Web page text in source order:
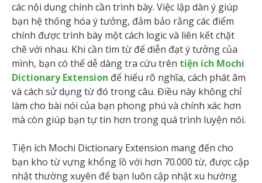
các nội dung chính cần trình bày. Việc lập dàn ý giúp
bạn hệ thống hóa ý tưởng, đảm bảo rằng các điểm
chính được trình bày một cách logic và liên kết chặt
chẽ với nhau. Khi cần tìm từ để diễn đạt ý tưởng của
mình, bạn có thể dễ dàng tra cứu trên tiện ích Mochi
Dictionary Extension để hiểu rõ nghĩa, cách phát âm
và cách sử dụng từ đó trong câu. Điều này không chỉ
làm cho bài nói của bạn phong phú và chính xác hơn
mà còn giúp bạn tự tin hơn trong quá trình luyện nói.
Tiện ích Mochi Dictionary Extension mang đến cho
bạn kho từ vựng khổng lồ với hơn 70.000 từ, được cập
nhật thường xuyên để bạn luôn cập nhật xu hướng